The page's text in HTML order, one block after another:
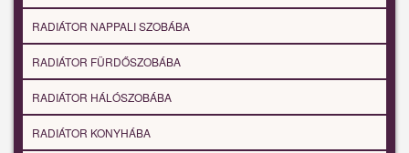
RADIÁTOR NAPPALI SZOBÁBA
RADIÁTOR FÜRDŐSZOBÁBA
RADIÁTOR HÁLÓSZOBÁBA
RADIÁTOR KONYHÁBA